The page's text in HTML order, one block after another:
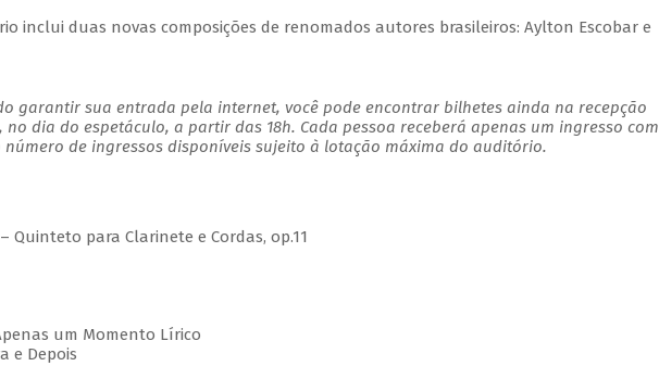
inclui duas novas composições de renomados autores brasileiros: Aylton Escobar e
garantir sua entrada pela internet, você pode encontrar bilhetes ainda na recepção
no dia do espetáculo, a partir das 18h. Cada pessoa receberá apenas um ingresso com
de ingressos disponíveis sujeito à lotação máxima do auditório.
para Clarinete e Cordas, op.11
um Momento Lírico
e Depois